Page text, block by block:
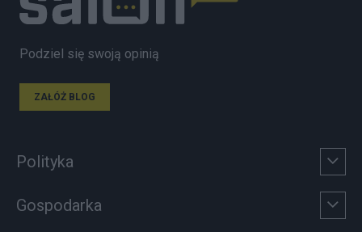
Podziel się swoją opinią
ZAŁÓŻ BLOG
Polityka
Gospodarka